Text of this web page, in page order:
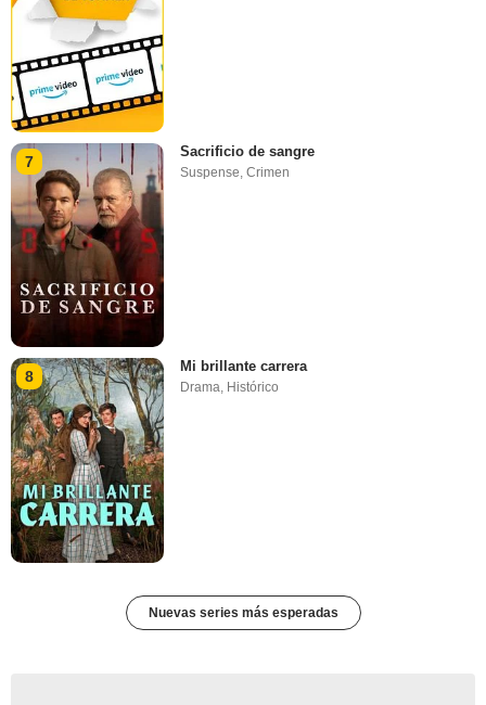
7
Sacrificio de sangre
Suspense,Crimen
8
Mi brillante carrera
Drama, Histórico
Nuevas series más esperadas